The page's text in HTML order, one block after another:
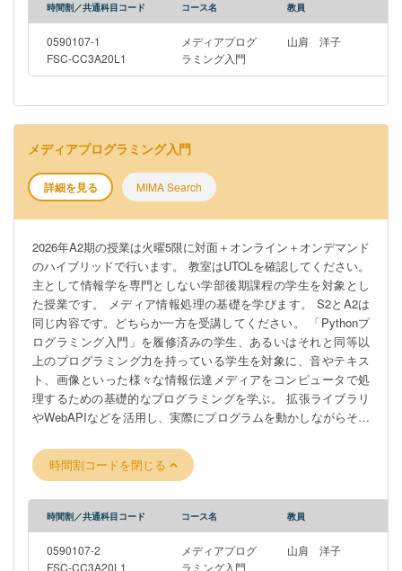
時間割／共通科目コード コース名 教員
0590107-1
FSC-CC3A20L1
メディアプログ
ラミング入門
山肩 洋子
メディアプログラミング入門
詳細を見る MIMA Search
2026年A2期の授業は火曜5限に対面＋オンライン＋オンデマンド
のハイブリッドで行います。 教室はUTOLを確認してください。
主として情報学を専門としない学部後期課程の学生を対象とし
た授業です。 メディア情報処理の基礎を学びます。 S2とA2は
同じ内容です。どちらか一方を受講してください。 「Pythonプ
ログラミング入門」を履修済みの学生、あるいはそれと同等以
上のプログラミング力を持っている学生を対象に、音やテキス
ト、画像といった様々な情報伝達メディアをコンピュータで処
理するための基礎的なプログラミングを学ぶ。 拡張ライブラリ
やWebAPIなどを活用し、実際にプログラムを動かしながらその
への理解と興味を深めることを目的とする。
時間割コードを閉じる
時間割／共通科目コード コース名 教員
0590107-2
FSC-CC3A20L1
メディアプログ
ラミング入門
山肩 洋子